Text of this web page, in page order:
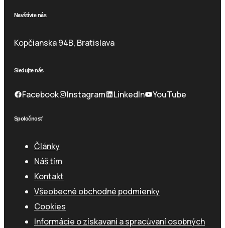
Navštívte nás
Kopčianska 94B, Bratislava
Sledujte nás
Facebook Instagram LinkedIn YouTube
Spoločnosť
Články
Náš tím
Kontakt
Všeobecné obchodné podmienky
Cookies
Informácie o získavaní a spracúvaní osobných